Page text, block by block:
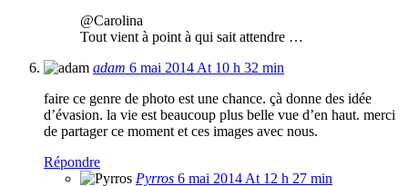
@Carolina
Tout vient à point à qui sait attendre …
adam 6 mai 2014 At 10 h 32 min
faire ce genre de photo est une chance. çà donne des idée
d’évasion. la vie est beaucoup plus belle vue d’en haut. merci
de partager ce moment et ces images avec nous.
Répondre
Pyrros 6 mai 2014 At 12 h 27 min